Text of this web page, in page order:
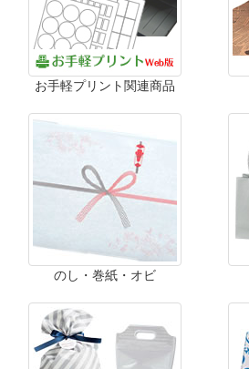
お手軽プリント関連商品
のし・巻紙・オビ